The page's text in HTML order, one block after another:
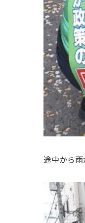
途中から